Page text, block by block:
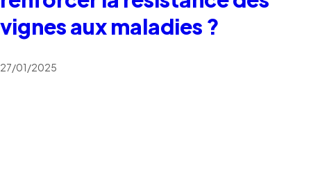
vignes aux maladies ?
27/01/2025